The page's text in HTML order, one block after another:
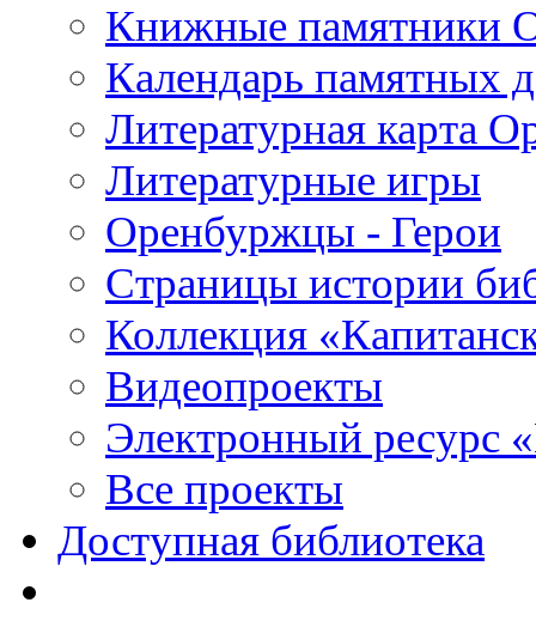
Книжные памятники
Календарь памятных
Литературная карта
Литературные игры
Оренбуржцы - Герои
Страницы истории
Коллекция
Видеопроекты
Электронный ресурс
Все проекты
Доступная библиотека